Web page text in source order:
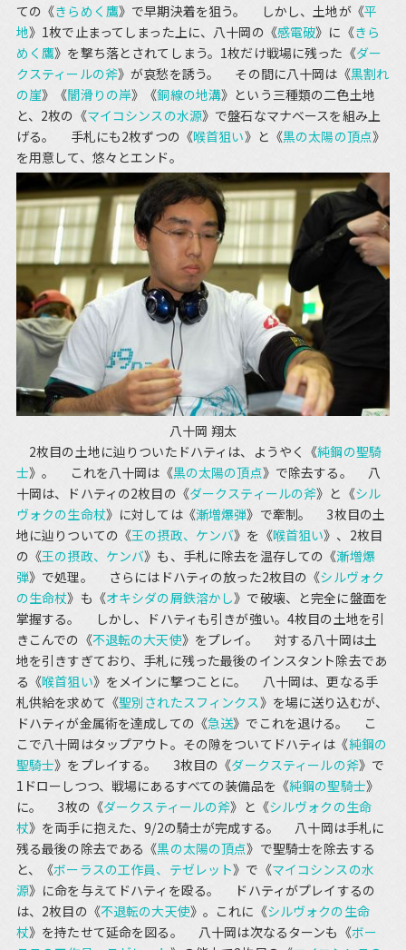
ての《きらめく鷹》で早期決着を狙う。 しかし、土地が《平
地》1枚で止まってしまった上に、八十岡の《感電破》に《きら
めく鷹》を撃ち落とされてしまう。1枚だけ戦場に残った《ダー
クスティールの斧》が哀愁を誘う。 その間に八十岡は《黒割れ
の崖》《闇滑りの岸》《銅線の地溝》という三種類の二色土地
と、2枚の《マイコシンスの水源》で盤石なマナベースを組み上
げる。 手札にも2枚ずつの《喉首狙い》と《黒の太陽の頂点》
を用意して、悠々とエンド。
八十岡 翔太
2枚目の土地に辿りついたドハティは、ようやく《純鋼の聖騎
士》。 これを八十岡は《黒の太陽の頂点》で除去する。 八
十岡は、ドハティの2枚目の《ダークスティールの斧》と《シル
ヴォクの生命杖》に対しては《漸増爆弾》で牽制。 3枚目の土
地に辿りついての《王の摂政、ケンバ》を《喉首狙い》、2枚目
の《王の摂政、ケンバ》も、手札に除去を温存しての《漸増爆
弾》で処理。 さらにはドハティの放った2枚目の《シルヴォク
の生命杖》も《オキシダの屑鉄溶かし》で破壊、と完全に盤面を
掌握する。 しかし、ドハティも引きが強い。4枚目の土地を引
きこんでの《不退転の大天使》をプレイ。 対する八十岡は土
地を引きすぎており、手札に残った最後のインスタント除去であ
る《喉首狙い》をメインに撃つことに。 八十岡は、更なる手
札供給を求めて《聖別されたスフィンクス》を場に送り込むが、
ドハティが金属術を達成しての《急送》でこれを退ける。 こ
こで八十岡はタップアウト。その隙をついてドハティは《純鋼の
聖騎士》をプレイする。 3枚目の《ダークスティールの斧》で
1ドローしつつ、戦場にあるすべての装備品を《純鋼の聖騎士》
に。 3枚の《ダークスティールの斧》と《シルヴォクの生命
杖》を両手に抱えた、9/2の騎士が完成する。 八十岡は手札に
残る最後の除去である《黒の太陽の頂点》で聖騎士を除去する
と、《ボーラスの工作員、テゼレット》で《マイコシンスの水
源》に命を与えてドハティを殴る。 ドハティがプレイするの
は、2枚目の《不退転の大天使》。これに《シルヴォクの生命
杖》を持たせて延命を図る。 八十岡は次なるターンも《ボー